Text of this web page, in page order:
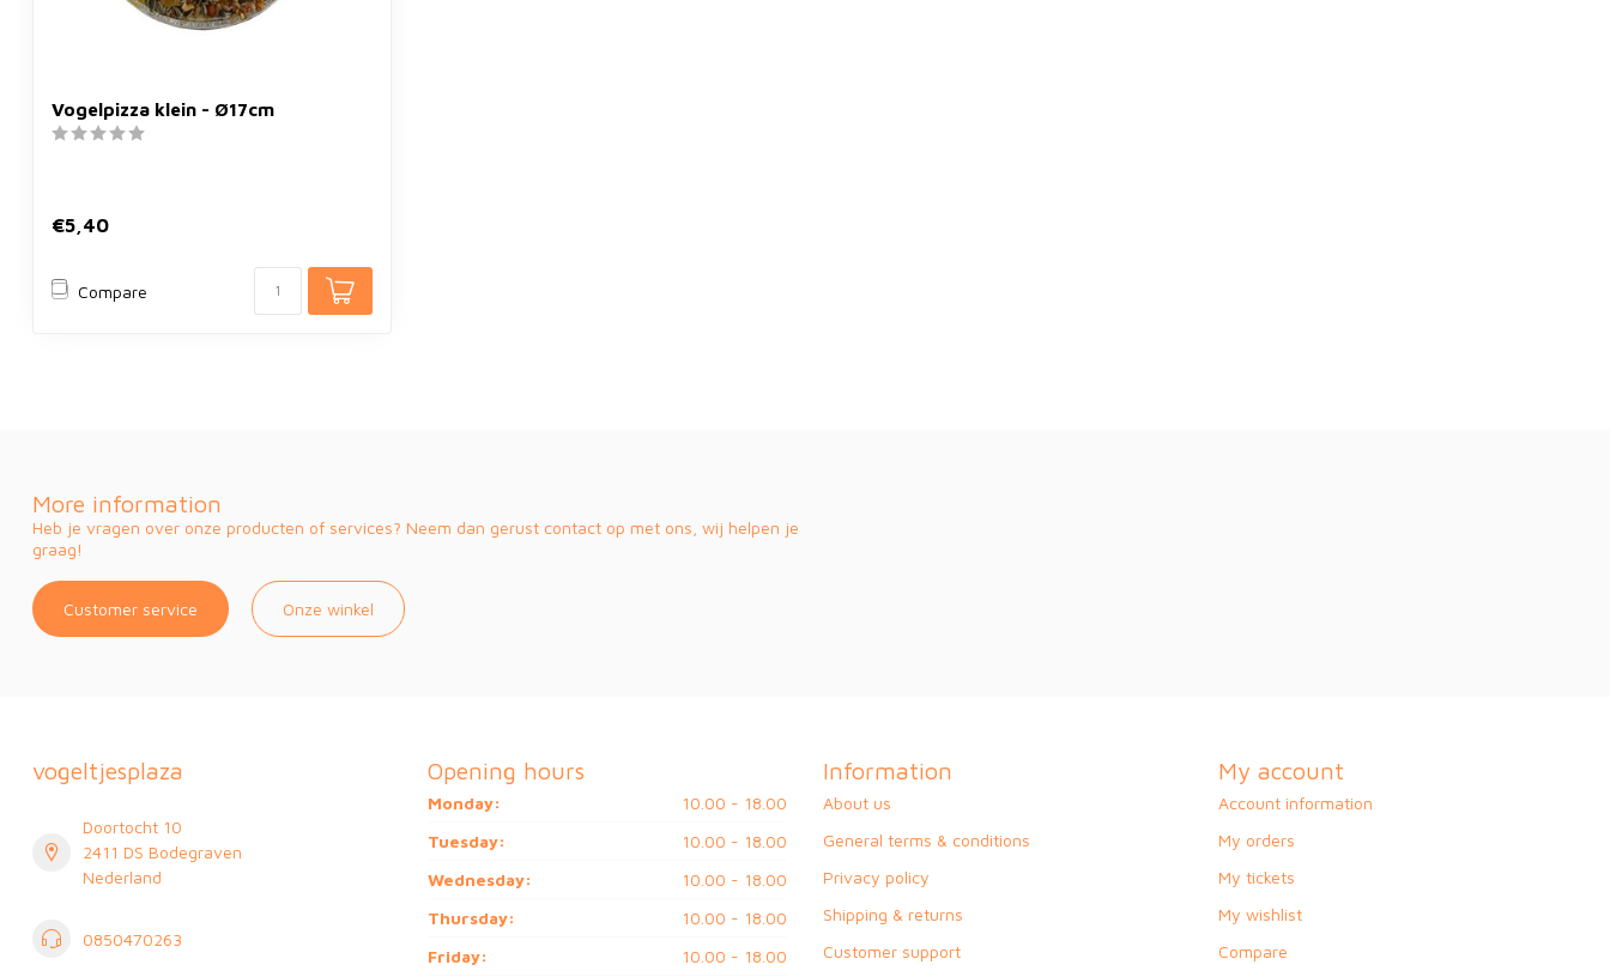
Vogelpizza klein - Ø17cm
€5,40
Compare
More information
Heb je vragen over onze producten of services? Neem dan gerust contact op met ons, wij helpen je
graag!
Customer service Onze winkel
vogeltjesplaza
Doortocht 10
2411 DS Bodegraven
Nederland
0850470263
Opening hours
Monday:
10.00 - 18.00
Tuesday:
10.00 - 18.00
Wednesday:
10.00 - 18.00
Thursday:
10.00 - 18.00
Friday:
10.00 - 18.00
Information
About us
General terms & conditions
Privacy policy
Shipping & returns
Customer support
My account
Account information
My orders
My tickets
My wishlist
Compare